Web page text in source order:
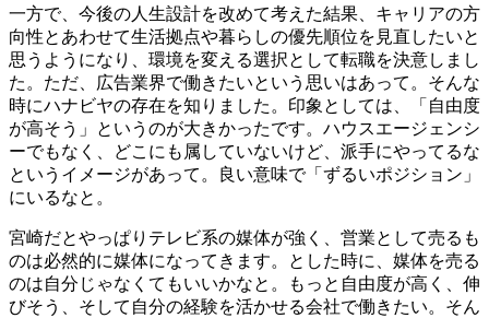
一方で、今後の人生設計を改めて考えた結果、キャリアの方
向性とあわせて生活拠点や暮らしの優先順位を見直したいと
思うようになり、環境を変える選択として転職を決意しまし
た。ただ、広告業界で働きたいという思いはあって。そんな
時にハナビヤの存在を知りました。印象としては、「自由度
が高そう」というのが大きかったです。ハウスエージェンシ
ーでもなく、どこにも属していないけど、派手にやってるな
というイメージがあって。良い意味で「ずるいポジション」
にいるなと。
宮崎だとやっぱりテレビ系の媒体が強く、営業として売るも
のは必然的に媒体になってきます。とした時に、媒体を売る
のは自分じゃなくてもいいかなと。もっと自由度が高く、伸
びそう、そして自分の経験を活かせる会社で働きたい。そん